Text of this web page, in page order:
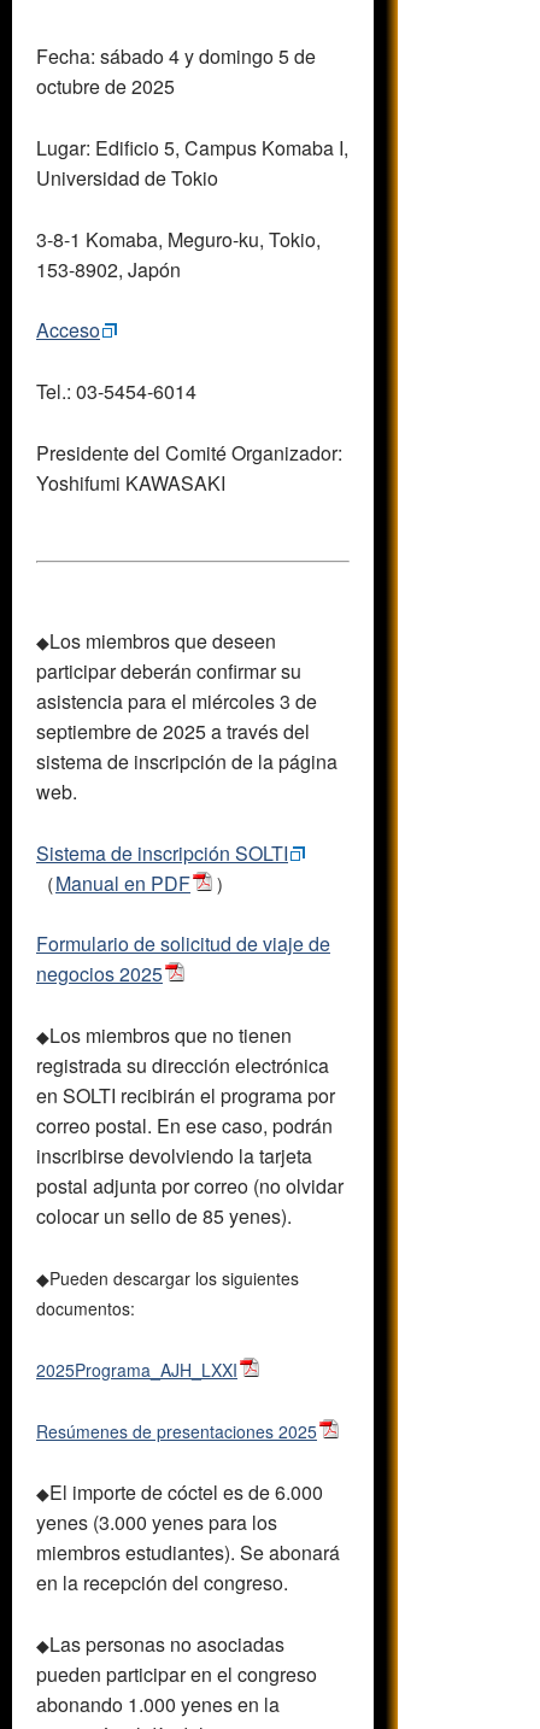
Fecha: sábado 4 y domingo 5 de
octubre de 2025
Lugar: Edificio 5, Campus Komaba I,
Universidad de Tokio
3-8-1 Komaba, Meguro-ku, Tokio,
153-8902, Japón
Acceso
Tel.: 03-5454-6014
Presidente del Comité Organizador:
Yoshifumi KAWASAKI
◆Los miembros que deseen
participar deberán confirmar su
asistencia para el miércoles 3 de
septiembre de 2025 a través del
sistema de inscripción de la página
web.
Sistema de inscripción SOLTI
（Manual en PDF ）
Formulario de solicitud de viaje de
negocios 2025
◆Los miembros que no tienen
registrada su dirección electrónica
en SOLTI recibirán el programa por
correo postal. En ese caso, podrán
inscribirse devolviendo la tarjeta
postal adjunta por correo (no olvidar
colocar un sello de 85 yenes).
◆Pueden descargar los siguientes
documentos:
2025Programa_AJH_LXXI
Resúmenes de presentaciones 2025
◆El importe de cóctel es de 6.000
yenes (3.000 yenes para los
miembros estudiantes). Se abonará
en la recepción del congreso.
◆Las personas no asociadas
pueden participar en el congreso
abonando 1.000 yenes en la